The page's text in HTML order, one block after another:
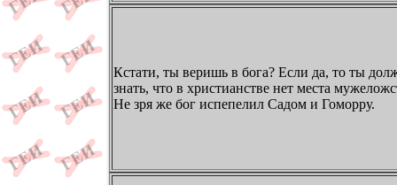
Кстати, ты веришь в бога? Если да, то ты
знать, что в христианстве нет места
Не зря же бог испепелил Садом и Гоморру.